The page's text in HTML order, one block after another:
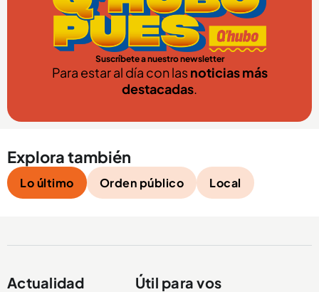
Suscríbete a nuestro newsletter
Para estar al día con lasnoticias más
destacadas.
Explora también
Lo último Orden público Local
Actualidad Útil para vos